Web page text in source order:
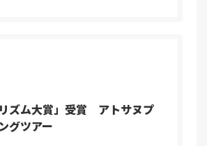
リズム大賞」受賞 アトサヌプ
グツアー